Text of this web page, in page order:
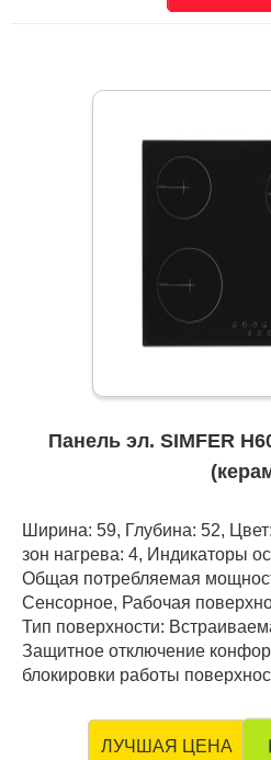
Панель эл. SIMFER
Ширина: 59, Глубина: 52,
зон нагрева: 4, Индикаторы
Общая потребляемая
Сенсорное, Рабочая
Тип поверхности:
Защитное отключение
блокировки работы
ЛУЧШАЯ ЦЕНА